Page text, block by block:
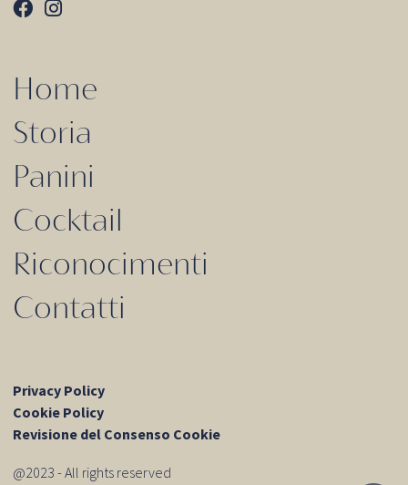
Home
Storia
Panini
Cocktail
Riconocimenti
Contatti
Privacy Policy
Cookie Policy
Revisione del Consenso Cookie
@2023 - All rights reserved